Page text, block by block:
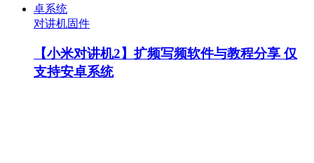
对讲机固件
【小米对讲机2】扩频写频软件与教程分享 仅
支持安卓系统